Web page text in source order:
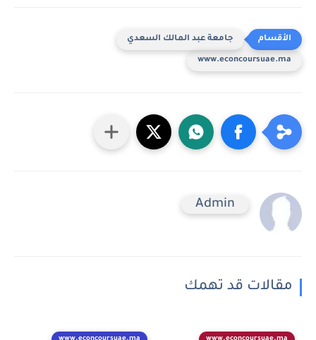
جامعة عبد المالك السعدي
www.econcoursuae.ma
Admin
مقالات قد تهمك